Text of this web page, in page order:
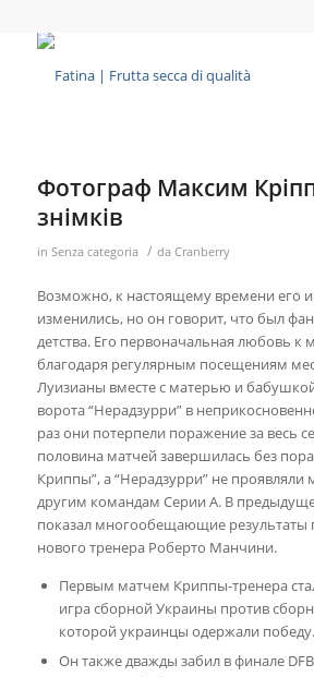
Фотограф Максим
знімків
in Senza categoria / da Cranberry
Возможно, к настоящему времени его
изменились, но он говорит, что был
детства. Его первоначальная любовь к
благодаря регулярным посещениям
Луизианы вместе с матерью и
ворота “Нерадзурри” в
раз они потерпели поражение за весь
половина матчей завершилась без
Криппы”, а “Нерадзурри” не проявляли
другим командам Серии А. В
показал многообещающие результаты
нового тренера Роберто Манчини.
Первым матчем Криппы-тренера
игра сборной Украины против
которой украинцы одержали победу.
Он также дважды забил в финале